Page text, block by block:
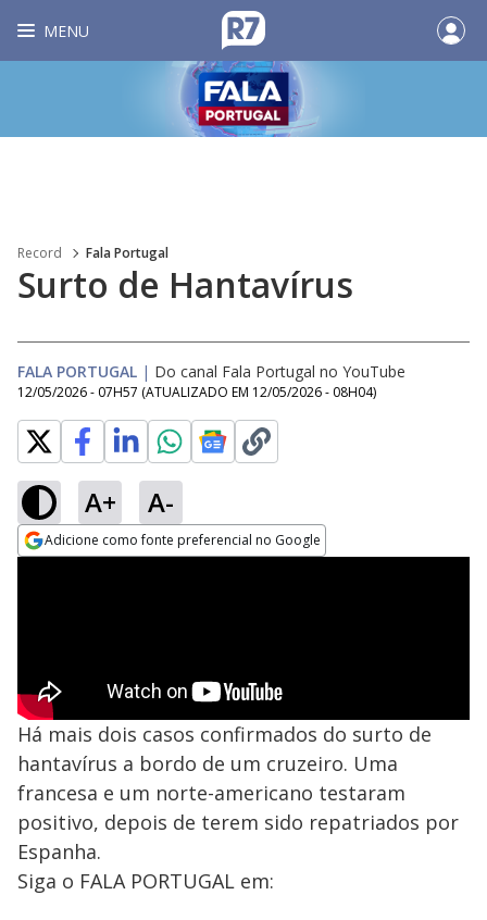
MENU
Record Fala Portugal
Surto de Hantavírus
FALA PORTUGAL | Do canal Fala Portugal no YouTube
12/05/2026 - 07H57 (ATUALIZADO EM 12/05/2026 - 08H04)
A+ A-
Adicione como fonte preferencial no Google
Há mais dois casos confirmados do surto de
hantavírus a bordo de um cruzeiro. Uma
francesa e um norte-americano testaram
positivo, depois de terem sido repatriados por
Espanha.
Siga o FALA PORTUGAL em: